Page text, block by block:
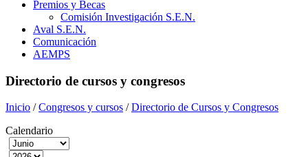
Premios y Becas
Comisión Investigación S.E.N.
Aval S.E.N.
Comunicación
AEMPS
Directorio de cursos y congresos
Inicio /Congresos y cursos /Directorio de Cursos y Congresos
Calendario